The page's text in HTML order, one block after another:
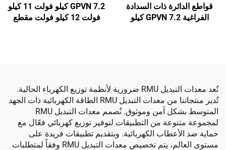
قواطع الدائرة ذات السدادة
الفراغية GPVN 7.2 كيلو
GPVN 7.2 كيلو فولت 11 كيلو
فولت 12 كيلو فولت مقطع
تُعد معدات التبديل RMU ضرورية لأنظمة توزيع الكهرباء الحالية.
تُدير منتجاتنا من معدات التبديل RMU الطاقة الكهربائية ذات الجهد
المتوسط بشكل آمن وموثوق. نُصمم معدات التبديل RMU
لمجموعة متنوعة من التطبيقات لتوفير توزيع كهربائي فعّال مع
حماية ضد الأعطاب الكهربائية. وبتقديم تطبيقات فريدة على
مستوى العالم، يتم تخصيص معدات التبديل RMU وفقاً لمتطلبات